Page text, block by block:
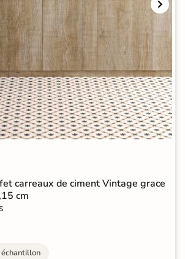
carreaux de ciment Vintage grace
cm